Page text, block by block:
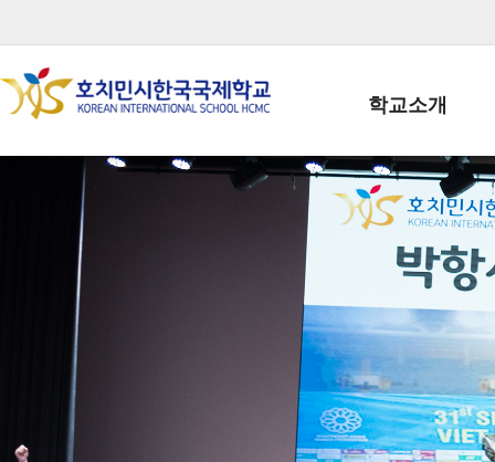
학교소개
학교장인사말
학생회장인사말
학교상징
학교 CI
교직원현황
학생현황
위치/전화